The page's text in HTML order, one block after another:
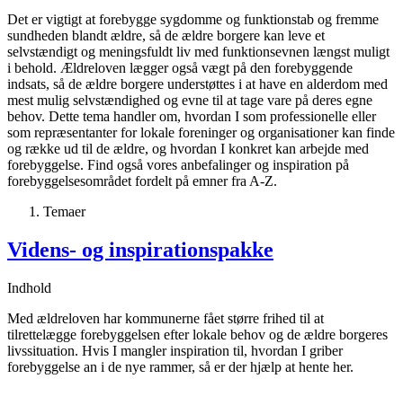
Det er vigtigt at forebygge sygdomme og funktionstab og fremme
sundheden blandt ældre, så de ældre borgere kan leve et
selvstændigt og meningsfuldt liv med funktionsevnen længst muligt
i behold. Ældreloven lægger også vægt på den forebyggende
indsats, så de ældre borgere understøttes i at have en alderdom med
mest mulig selvstændighed og evne til at tage vare på deres egne
behov. Dette tema handler om, hvordan I som professionelle eller
som repræsentanter for lokale foreninger og organisationer kan finde
og række ud til de ældre, og hvordan I konkret kan arbejde med
forebyggelse. Find også vores anbefalinger og inspiration på
forebyggelsesområdet fordelt på emner fra A-Z.
Temaer
Videns- og inspirationspakke
Indhold
Med ældreloven har kommunerne fået større frihed til at
tilrettelægge forebyggelsen efter lokale behov og de ældre borgeres
livssituation. Hvis I mangler inspiration til, hvordan I griber
forebyggelse an i de nye rammer, så er der hjælp at hente her.